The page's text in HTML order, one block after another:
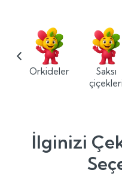
Orkideler
Saksı
çiçekleri
İlginizi